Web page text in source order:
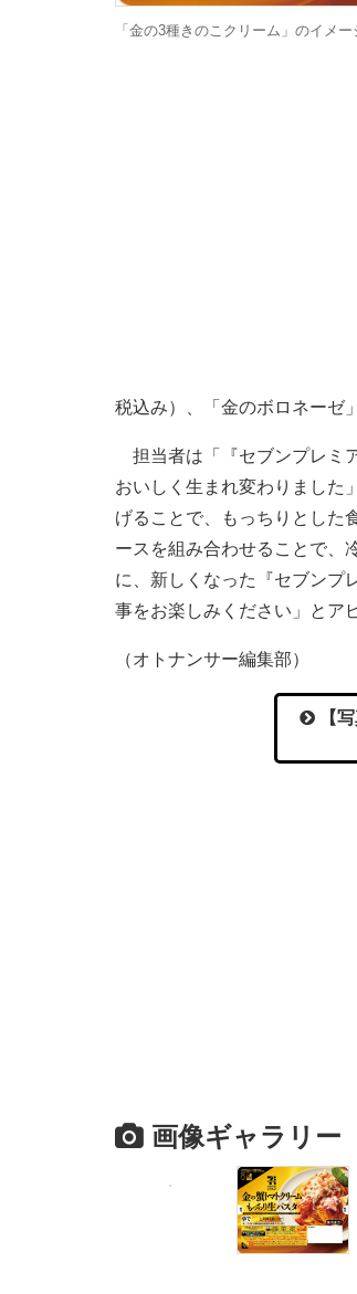
「金の3種きのこクリーム」のイメー
税込み）、「金のボロネーゼ
担当者は「『セブンプレミ
おいしく生まれ変わりました
げることで、もっちりとした
ースを組み合わせることで、
に、新しくなった『セブンプ
事をお楽しみください」とア
（オトナンサー編集部）
【写
画像ギャラリー